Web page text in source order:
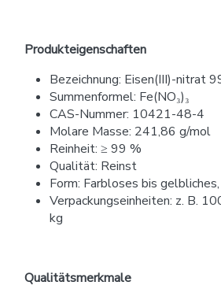
Produkteigenschaften
Bezeichnung: Eisen(III)-nitrat
Summenformel: Fe(NO₃)₃
CAS-Nummer: 10421-48-4
Molare Masse: 241,86 g/mol
Reinheit: ≥ 99 %
Qualität: Reinst
Form: Farbloses bis
Verpackungseinheiten: z. B.
kg
Qualitätsmerkmale